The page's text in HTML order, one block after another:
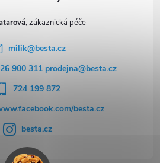
milik@besta.cz
900 311 prodejna@besta.cz
724 199 872
besta.cz
besta.cz